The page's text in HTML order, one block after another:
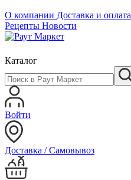
О компании Доставка и оплата
Рецепты Новости
Каталог
Войти
Доставка / Самовывоз